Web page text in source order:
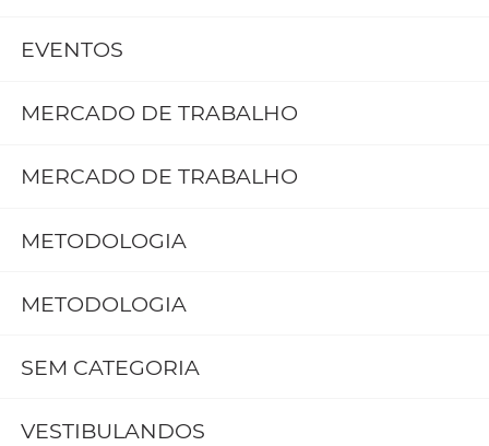
EVENTOS
MERCADO DE TRABALHO
MERCADO DE TRABALHO
METODOLOGIA
METODOLOGIA
SEM CATEGORIA
VESTIBULANDOS